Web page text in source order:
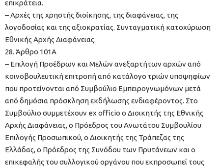
επικράτεια.
– Αρχές της χρηστής διοίκησης, της διαφάνειας, της
λογοδοσίας και της αξιοκρατίας. Συνταγματική κατοχύρωση
Εθνικής Αρχής Διαφάνειας.
28. Άρθρο 101A
– Επιλογή Προέδρων και Μελών ανεξαρτήτων αρχών από
κοινοβουλευτική επιτροπή από κατάλογο τριών υποψηφίων
που προτείνονται από Συμβούλιο Εμπειρογνωμόνων μετά
από δημόσια πρόσκληση εκδήλωσης ενδιαφέροντος. Στο
Συμβούλιο συμμετέχουν ex officio ο Διοικητής της Εθνικής
Αρχής Διαφάνειας, ο Πρόεδρος του Ανωτάτου Συμβουλίου
Επιλογής Προσωπικού, ο Διοικητής της Τράπεζας της
Ελλάδας, ο Πρόεδρος της Συνόδου των Πρυτάνεων και ο
επικεφαλής του συλλογικού οργάνου που εκπροσωπεί τους